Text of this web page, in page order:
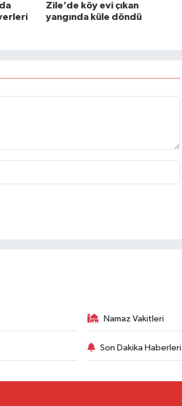
Zile’de köy evi çıkan
yangında küle döndü
Namaz Vakitleri
Son Dakika Haberleri